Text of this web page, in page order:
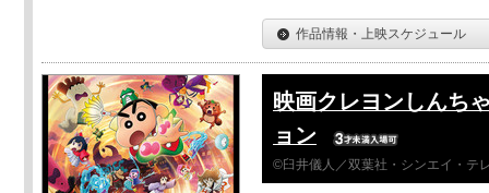
作品情報・上映スケジュール
映画クレヨンしんち
ョン
©臼井儀人／双葉社・シンエイ・テ